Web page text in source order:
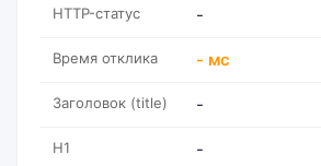
HTTP-статус -
Время отклика - мс
Заголовок (title) -
H1 -